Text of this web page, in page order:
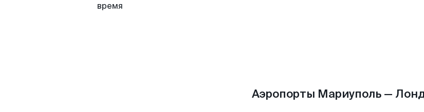
время
Аэропорты Мариуполь —